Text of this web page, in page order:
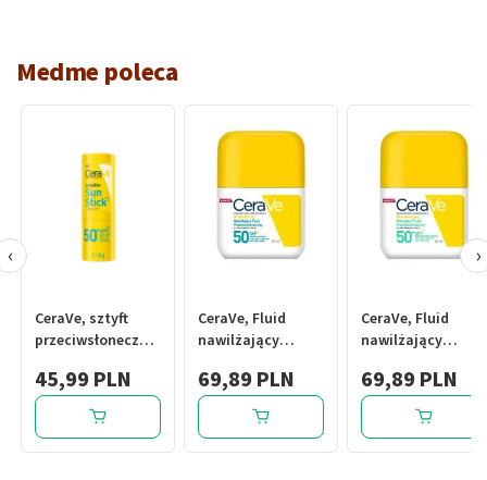
Medme poleca
CeraVe, sztyft
przeciwsłoneczny,
45,99 PLN
CeraVe, Fluid
nawilżający
SPF50, 50 ml
69,89 PLN
CeraVe, Fluid
nawilżający
SPF50+, 50 ml
69,89 PLN
‹ ›